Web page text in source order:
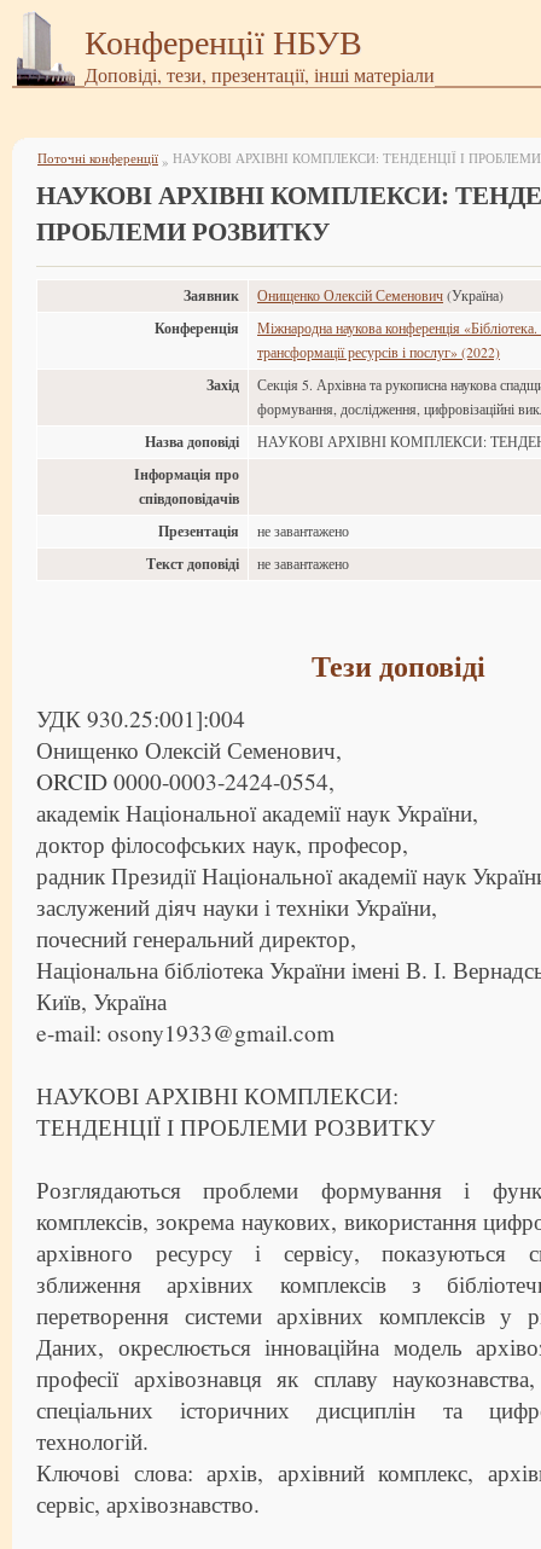
Конференції НБУВ
Доповіді, тези, презентації, інші матеріали
Поточні конференції » НАУКОВІ АРХІВНІ КОМПЛЕКСИ: ТЕНДЕНЦІЇ І
НАУКОВІ АРХІВНІ КОМПЛЕКСИ:
ПРОБЛЕМИ РОЗВИТКУ
Заявник Онищенко Олексій Семенович (Україна)
Конференція
Міжнародна наукова конференція
трансформації ресурсів і послуг» (2022)
Захід
Секція 5. Архівна та рукописна наукова
формування, дослідження, цифровізаційні
Назва доповіді НАУКОВІ АРХІВНІ КОМПЛЕКСИ:
Інформація про
співдоповідачів
Презентація
не завантажено
Текст доповіді не завантажено
Тези доповіді
УДК 930.25:001]:004
Онищенко Олексій Семенович,
ORCID 0000-0003-2424-0554,
академік Національної академії наук України,
доктор філософських наук, професор,
радник Президії Національної академії наук
заслужений діяч науки і техніки України,
почесний генеральний директор,
Національна бібліотека України імені В. І.
Київ, Україна
e-mail: osony1933@gmail.com
НАУКОВІ АРХІВНІ КОМПЛЕКСИ:
ТЕНДЕНЦІЇ І ПРОБЛЕМИ РОЗВИТКУ
Розглядаються проблеми формування і
комплексів, зокрема наукових, використання
архівного ресурсу і сервісу, показуються
зближення архівних комплексів з
перетворення системи архівних комплексів у
Даних, окреслюється інноваційна модель
професії архівознавця як сплаву
спеціальних історичних дисциплін та
технологій.
Ключові слова: архів, архівний комплекс,
сервіс, архівознавство.